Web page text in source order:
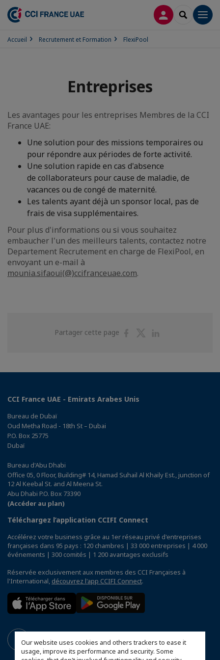
Our website uses cookies and others trackers to ease it
usage, improve its performance and security. Some
CONNEXION
Accueil Recrutement et Formation FlexiPool
Entreprises
Les avantages pour les entreprises Membres de la CCI
France UAE:
Une solution pour des missions temporaires ou
pour répondre aux périodes de forte activité.
Une solution rapide en cas d'absence
de collaborateurs pour cause de maladie, de
vacances ou de congé de maternité.
Les talents ayant déjà un sponsor local, pas de
frais de visa supplémentaires.
Pour plus d'informations ou si vous souhaitez
embaucher l'un des meilleurs talents, contactez notre
Departement Recrutement en charge de FlexiPool, en
envoyant un e-mail à
mounia.sifaoui(@)ccifranceuae.com.
Partager cette page
PartagerPartager
CCI France UAE - Emirats Arabes Unis
Bureau de Dubaï
Oud Metha Road - 18th St – Dubai
P.O. Box 25775
Dubaï
Bureau d'Abu Dhabi
Office 05, 0 Floor, Building# 14, Hamad Suhail Al Khaily Est., junction of
12 Al Keebal St. and Al Meena St.
Abu Dhabi P.O. Box 73390
(Accéder au plan)
Téléchargez l’application CCIFI Connect
Accélérez votre business grâce au 1er réseau privé d'entreprises
françaises dans 95 pays : 120 chambres | 33 000 entreprises | 4 000
événements | 300 comités | 1 200 avantages exclusifs
Réservée exclusivement aux membres des CCI Françaises à
l'International, découvrez l'app CCIFI Connect.